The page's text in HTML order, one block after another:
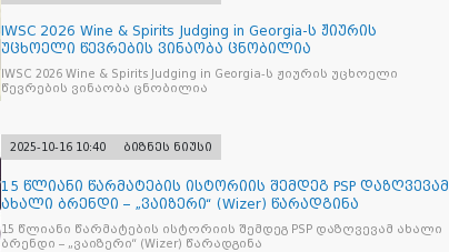
IWSC 2026 Wine & Spirits Judging in Georgia-ს ჟიურის
უცხოელი წევრების ვინაობა ცნობილია
IWSC 2026 Wine & Spirits Judging in Georgia-ს ჟიურის უცხოელი
წევრების ვინაობა ცნობილია
2025-10-16 10:40 ბიზნეს ნიუსი
15 წლიანი წარმატების ისტორიის შემდეგ PSP დაზღვევამ
ახალი ბრენდი – „ვაიზერი“ (Wizer) წარადგინა
15 წლიანი წარმატების ისტორიის შემდეგ PSP დაზღვევამ ახალი
ბრენდი – „ვაიზერი“ (Wizer) წარადგინა